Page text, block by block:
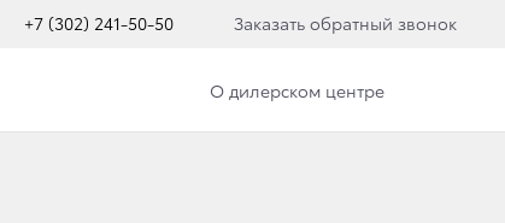
+7 (302) 241-50-50 Заказать обратный звонок
О дилерском центре